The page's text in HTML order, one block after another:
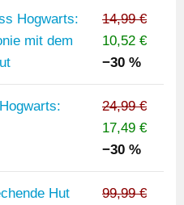
Hogwarts:
mit dem
14,99 €
10,52 €
−30 %
24,99 €
17,49 €
−30 %
Hut
99,99 €